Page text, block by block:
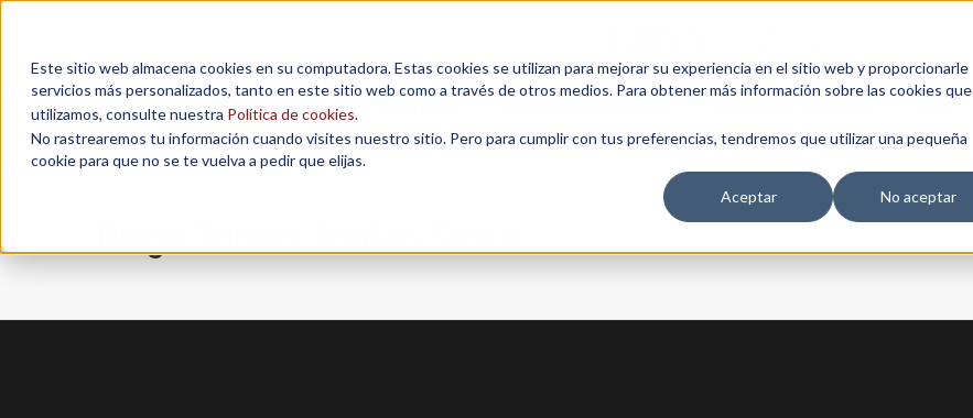
Este sitio web almacena cookies en su computadora. Estas cookies se utilizan para mejorar su experiencia en el sitio web y proporcionarle
servicios más personalizados, tanto en este sitio web como a través de otros medios. Para obtener más información sobre las cookies que
utilizamos, consulte nuestra Política de cookies.
No rastrearemos tu información cuando visites nuestro sitio. Pero para cumplir con tus preferencias, tendremos que utilizar una pequeña
cookie para que no se te vuelva a pedir que elijas.
Aceptar
No aceptar